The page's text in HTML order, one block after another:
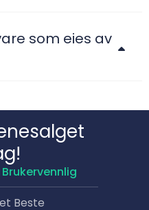
som eies av
Beste